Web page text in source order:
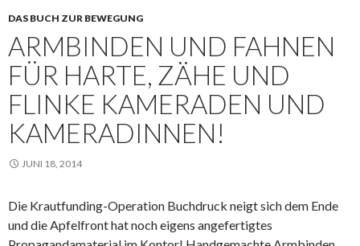
DAS BUCH ZUR BEWEGUNG
ARMBINDEN UND FAHNEN
FÜR HARTE, ZÄHE UND
FLINKE KAMERADEN UND
KAMERADINNEN!
JUNI 18, 2014
Die Krautfunding-Operation Buchdruck neigt sich dem Ende
und die Apfelfront hat noch eigens angefertigtes